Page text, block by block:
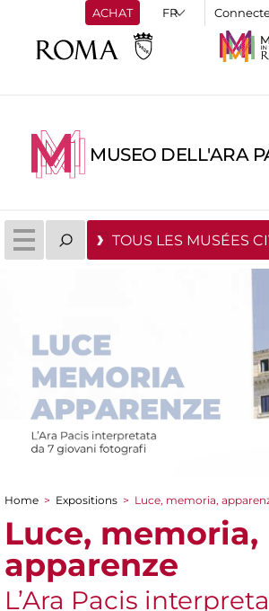
ACHAT
MUSEO DELL'ARA
TOUS LES MUSÉES
You are here
Home > Expositions > Luce, memoria,
Luce, memoria,
apparenze
L’Ara Pacis